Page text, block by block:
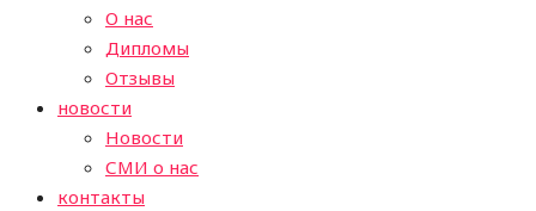
О нас
Дипломы
Отзывы
новости
Новости
СМИ о нас
контакты